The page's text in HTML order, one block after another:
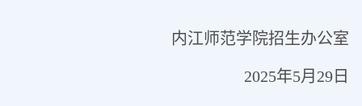
内江师范学院招生办公室
2025年5月29日